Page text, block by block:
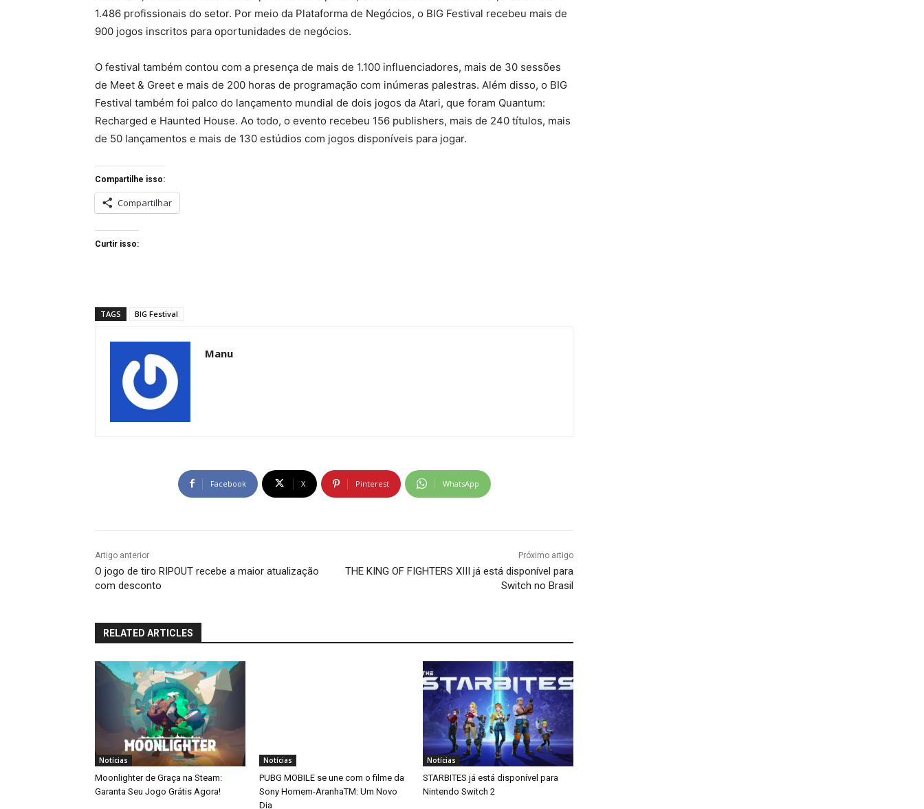
1.486 profissionais do setor. Por meio da Plataforma de Negócios, o BIG Festival recebeu mais de
900 jogos inscritos para oportunidades de negócios.
O festival também contou com a presença de mais de 1.100 influenciadores, mais de 30 sessões
de Meet & Greet e mais de 200 horas de programação com inúmeras palestras. Além disso, o BIG
Festival também foi palco do lançamento mundial de dois jogos da Atari, que foram Quantum:
Recharged e Haunted House. Ao todo, o evento recebeu 156 publishers, mais de 240 títulos, mais
de 50 lançamentos e mais de 130 estúdios com jogos disponíveis para jogar.
Compartilhe isso:
Compartilhar
Curtir isso:
TAGS BIG Festival
Manu
Facebook X Pinterest WhatsApp
Artigo anterior
O jogo de tiro RIPOUT recebe a maior atualização
com desconto
Próximo artigo
THE KING OF FIGHTERS XIII já está disponível para
Switch no Brasil
RELATED ARTICLES
Notícias
Moonlighter de Graça na Steam:
Garanta Seu Jogo Grátis Agora!
Notícias
PUBG MOBILE se une com o filme da
Sony Homem-AranhaTM: Um Novo
Dia
Notícias
STARBITES já está disponível para
Nintendo Switch 2